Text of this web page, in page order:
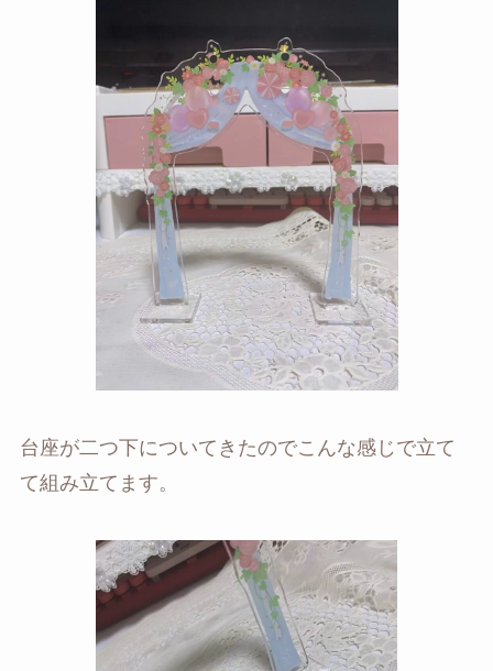
台座が二つ下についてきたのでこんな感じで立て
て組み立てます。